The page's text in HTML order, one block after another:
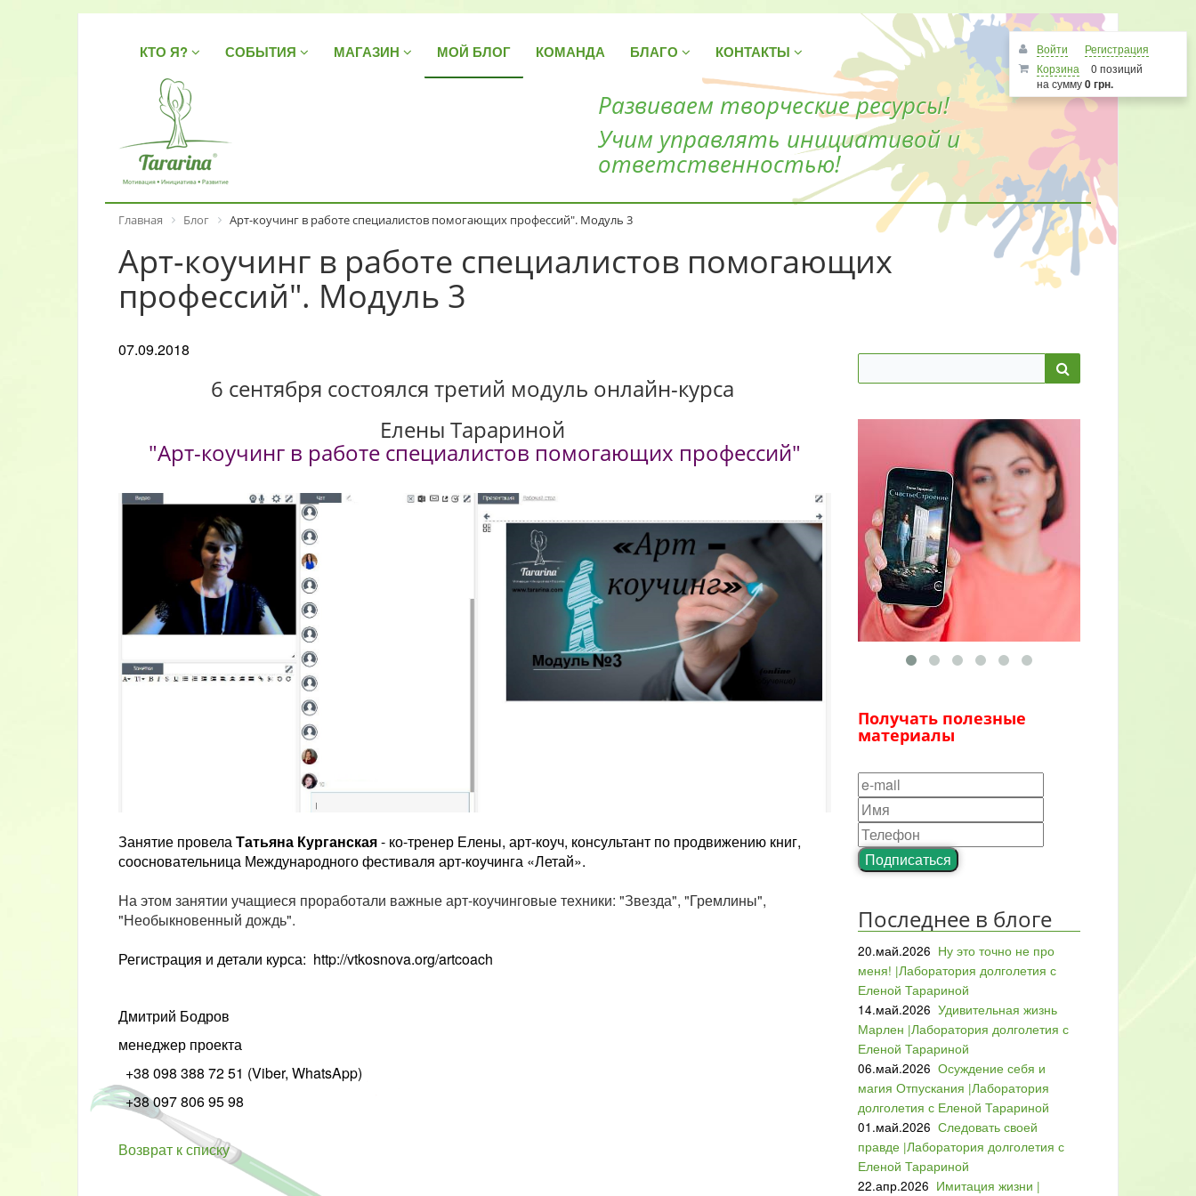
КТО Я? СОБЫТИЯ МАГАЗИН МОЙ БЛОГ КОМАНДА БЛАГО КОНТАКТЫ Войти
Регистрация
Корзина
0 позиций
на сумму0 грн.
Развиваем творческие ресурсы!
Учим управлять инициативой и
ответственностью!
Главная Блог Арт-коучинг в работе специалистов помогающих профессий". Модуль 3
Арт-коучинг в работе специалистов помогающих
профессий". Модуль 3
07.09.2018
6 сентября состоялся третий модуль онлайн-курса
Елены Тарариной
"Арт-коучинг в работе специалистов помогающих профессий"
Занятие провела Татьяна Курганская- ко-тренер Елены, арт-коуч, консультант по продвижению книг,
соосновательница Международного фестиваля арт-коучинга «Летай».
На этом занятии учащиеся проработали важные арт-коучинговые техники: "Звезда", "Гремлины",
"Необыкновенный дождь".
Регистрация и детали курса: http://vtkosnova.org/artcoach
Дмитрий Бодров
менеджер проекта
+38 098 388 72 51 (Viber, WhatsApp)
+38 097 806 95 98
Возврат к списку
Получать полезные
материалы
Подписаться
Последнее в блоге
20.май.2026 Ну это точно не про
меня! |Лаборатория долголетия с
Еленой Тарариной
14.май.2026 Удивительная жизнь
Марлен |Лаборатория долголетия с
Еленой Тарариной
06.май.2026 Осуждение себя и
магия Отпускания |Лаборатория
долголетия с Еленой Тарариной
01.май.2026 Следовать своей
правде |Лаборатория долголетия с
Еленой Тарариной
22.апр.2026 Имитация жизни |